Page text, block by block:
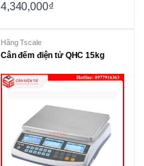
4,340,000₫
Hãng Tscale
Cân đếm điện tử QHC 15kg